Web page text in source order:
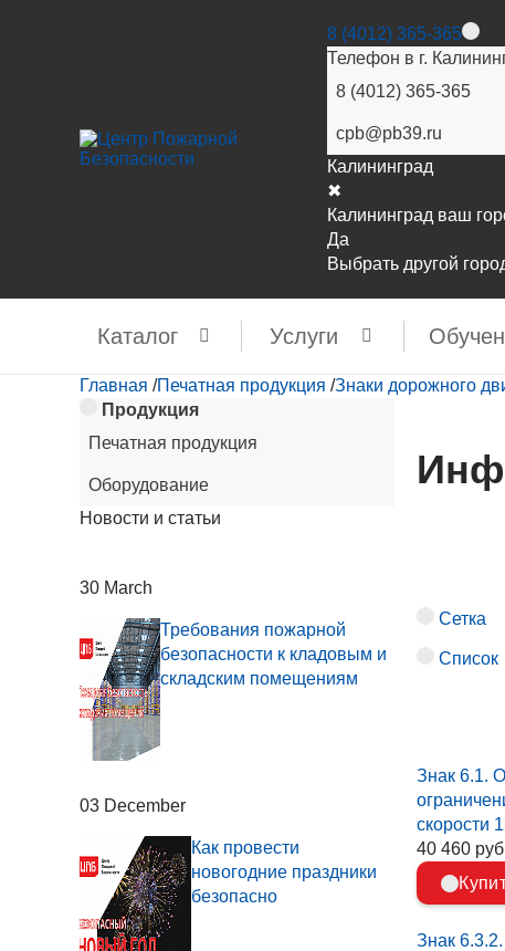
8 (4012) 365-365
Телефон в г.
8 (4012) 365-365
cpb@pb39.ru
Калининград
✖
Калининград ваш
Да
Выбрать другой
Каталог Услуги
Главная /Печатная продукция /Знаки дорожного
Продукция
Печатная продукция
Оборудование
Новости и статьи
30 March
Требования пожарной
безопасности к кладовым и
складским помещениям
03 December
Как провести
новогодние праздники
безопасно
Сетка
Список
Знак 6.1.
скорости
40 460
Знак